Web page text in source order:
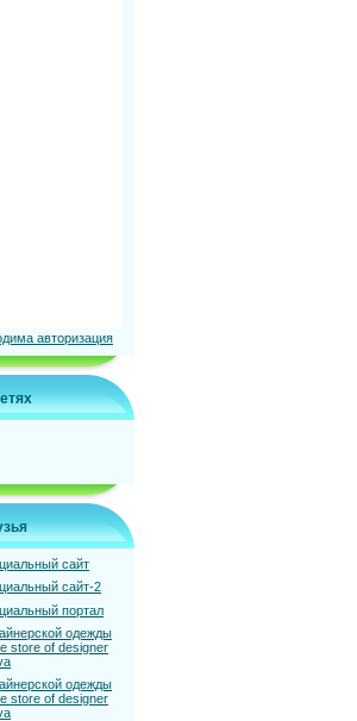
авторизация
сайт
сайт-2
портал
одежды
store of designer
одежды
store of designer